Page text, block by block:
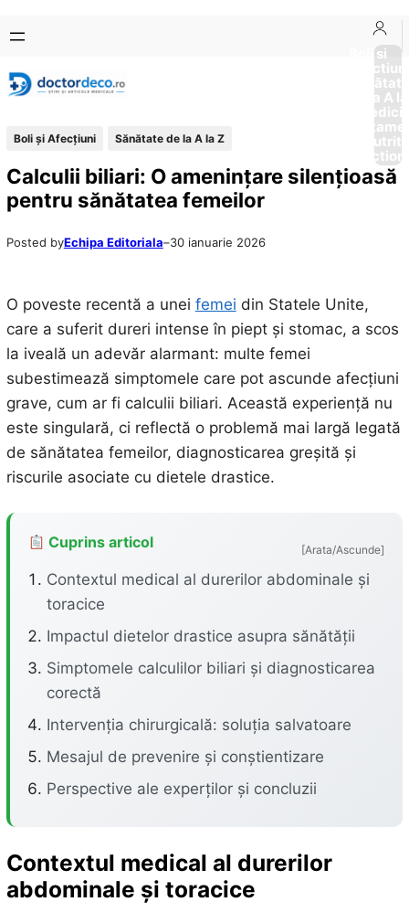
conținut
content
Boli si
Afectiuni
Sănătate
de la A
Boli și Afecțiuni Sănătate de la A la Z
Calculii biliari: O amenințare silențioasă
pentru sănătatea femeilor
Posted byEchipa Editoriala–30 ianuarie 2026
O poveste recentă a unei femei din Statele Unite,
care a suferit dureri intense în piept și stomac, a scos
la iveală un adevăr alarmant: multe femei
subestimează simptomele care pot ascunde afecțiuni
grave, cum ar fi calculii biliari. Această experiență nu
este singulară, ci reflectă o problemă mai largă legată
de sănătatea femeilor, diagnosticarea greșită și
riscurile asociate cu dietele drastice.
Cuprins articol [Arata/Ascunde]
Contextul medical al durerilor abdominale și
toracice
Impactul dietelor drastice asupra sănătății
Simptomele calculilor biliari și diagnosticarea
corectă
Intervenția chirurgicală: soluția salvatoare
Mesajul de prevenire și conștientizare
Perspective ale experților și concluzii
Contextul medical al durerilor
abdominale și toracice